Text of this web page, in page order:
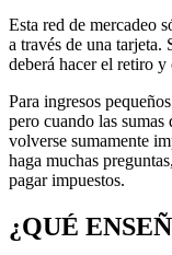
Esta red de mercadeo
a través de una tarjeta.
deberá hacer el retiro
Para ingresos
pero cuando las
volverse sumamente
haga muchas
pagar impuestos.
¿QUÉ